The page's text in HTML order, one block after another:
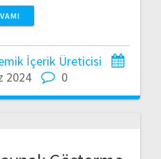
İçerik Üreticisi
2024
0